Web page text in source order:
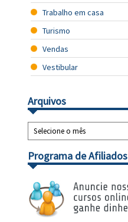
Trabalho em casa
Turismo
Vendas
Vestibular
Arquivos
Programa de Afiliados